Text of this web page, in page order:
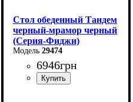
Стол обеденный Тандем
черный-мрамор черный
(Серия-Фиджи)
29474
6946грн